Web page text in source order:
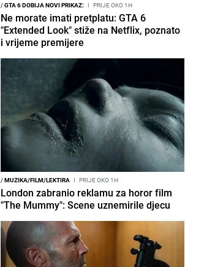
/GTA 6 DOBIJA NOVI PRIKAZ: I PRIJE OKO 1H
Ne morate imati pretplatu: GTA 6
"Extended Look" stiže na Netflix, poznato
i vrijeme premijere
/MUZIKA/FILM/LEKTIRA I PRIJE OKO 1H
London zabranio reklamu za horor film
"The Mummy": Scene uznemirile djecu